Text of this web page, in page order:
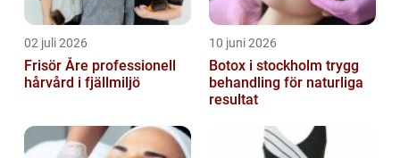
02 juli 2026
Frisör Åre professionell
hårvård i fjällmiljö
10 juni 2026
Botox i stockholm trygg
behandling för naturliga
resultat